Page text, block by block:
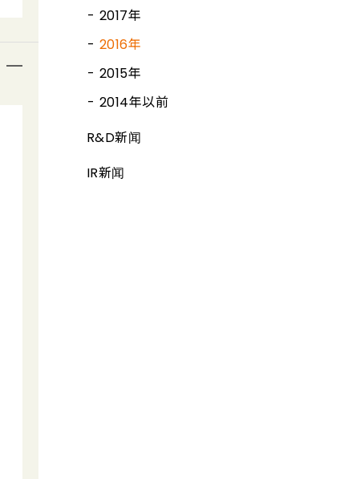
2017年
2016年
2015年
2014年以前
R&D新闻
IR新闻